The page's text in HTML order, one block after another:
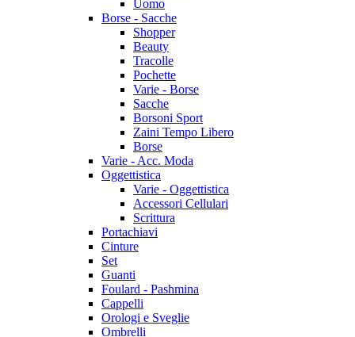
Uomo
Borse - Sacche
Shopper
Beauty
Tracolle
Pochette
Varie - Borse
Sacche
Borsoni Sport
Zaini Tempo Libero
Borse
Varie - Acc. Moda
Oggettistica
Varie - Oggettistica
Accessori Cellulari
Scrittura
Portachiavi
Cinture
Set
Guanti
Foulard - Pashmina
Cappelli
Orologi e Sveglie
Ombrelli